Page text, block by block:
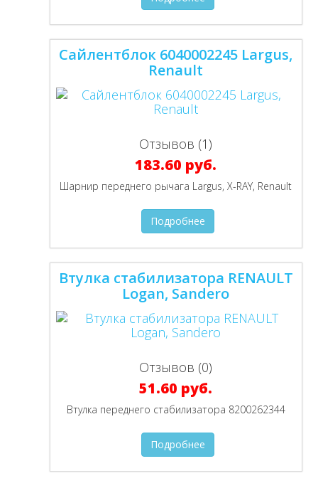
Сайлентблок 6040002245 Largus,
Renault
Отзывов (1)
183.60 руб.
Шарнир переднего рычага Largus, X-RAY, Renault
Подробнее
Втулка стабилизатора RENAULT
Logan, Sandero
Отзывов (0)
51.60 руб.
Втулка переднего стабилизатора 8200262344
Подробнее